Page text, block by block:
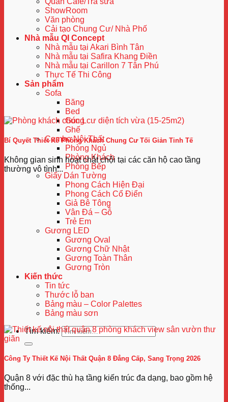
ShowRoom
Văn phòng
Cải tạo Chung Cư/ Nhà Phố
Nhà mẫu QI Concept
Nhà mẫu tại Akari Bình Tân
Nhà mẫu tại Safira Khang Điền
Nhà mẫu tại Carillon 7 Tân Phú
Thực Tế Thi Công
Sản phẩm
Sofa
Băng
Bed
Góc L
Ghế
Combo Nội Thất
Phòng Ngủ
Phòng Khách
Phòng Bếp
Giấy Dán Tường
Phong Cách Hiện Đại
Phong Cách Cổ Điển
Giả Bê Tông
Vân Đá – Gỗ
Trẻ Em
Gương LED
Gương Oval
Gương Chữ Nhật
Gương Toàn Thân
Gương Tròn
Kiến thức
Tin tức
Thước lỗ ban
Bảng màu – Color Palettes
Bảng màu sơn
Tìm kiếm:
Bí Quyết Thiết Kế Phòng Khách Chung Cư Tối Giản Tinh Tế
Không gian sinh hoạt chật chội tại các căn hộ cao tầng
thường vô tình...
Công Ty Thiết Kế Nội Thất Quận 8 Đẳng Cấp, Sang Trọng 2026
Quận 8 với đặc thù hạ tầng kiến trúc đa dạng, bao gồm hệ
thống...